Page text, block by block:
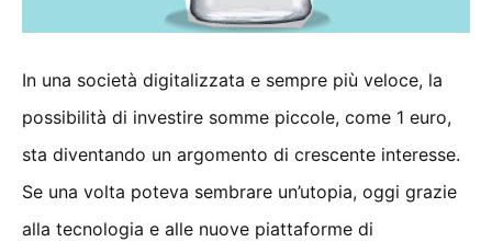
In una società digitalizzata e sempre più veloce, la
possibilità di investire somme piccole, come 1 euro,
sta diventando un argomento di crescente interesse.
Se una volta poteva sembrare un’utopia, oggi grazie
alla tecnologia e alle nuove piattaforme di